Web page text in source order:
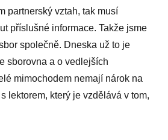
partnerský vztah, tak musí
příslušné informace. Takže jsme
společně. Dneska už to je
sborovna a o vedlejších
mimochodem nemají nárok na
lektorem, který je vzdělává v tom,